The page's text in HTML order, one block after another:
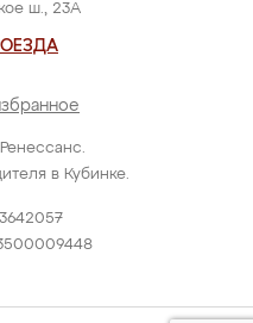
в Кубинке.
ш., 23А